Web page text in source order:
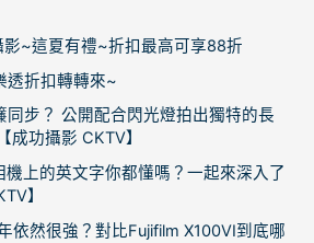
影~這夏有禮~折扣最高可享88折
透折扣轉轉來~
同步？ 公開配合閃光燈拍出獨特的長
成功攝影 CKTV】
上的英文字你都懂嗎？一起來深入了
】
依然很強？對比Fujifilm X100VI到底哪